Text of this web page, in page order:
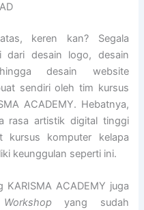
keren kan? Segala
dari desain logo, desain
desain website
sendiri oleh tim kursus
ACADEMY. Hebatnya,
rasa artistik digital tinggi
komputer kelapa
keunggulan seperti ini.
ACADEMY juga
yang sudah